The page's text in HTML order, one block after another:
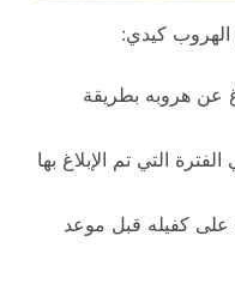
الهروب كيدي:
عن هروبه بطريقة
التي تم الإبلاغ بها
على كفيله قبل موعد